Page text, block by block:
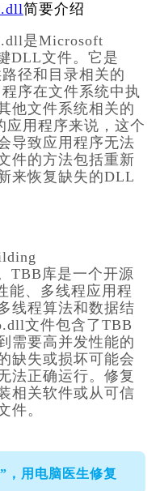
简要介绍
是Microsoft
DLL文件。它是
径和目录相关的
序在文件系统中执
他文件系统相关的
用程序来说，这个
导致应用程序无法
件的方法包括重新
来恢复缺失的DLL
TBB库是一个开源
能、多线程应用程
线程算法和数据结
文件包含了TBB
需要高并发性能的
缺失或损坏可能会
法正确运行。修复
相关软件或从可信
件。
，用电脑医生修复